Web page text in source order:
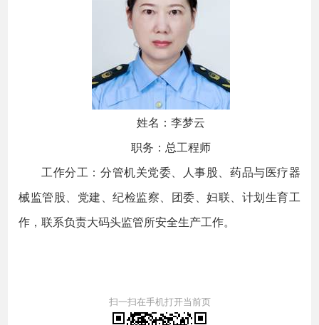
姓名：李梦云
职务：总工程师
工作分工：分管机关党委、人事股、药品与医疗器
械监管股、党建、纪检监察、团委、妇联、计划生育工
作，联系负责大码头监管所安全生产工作。
扫一扫在手机打开当前页